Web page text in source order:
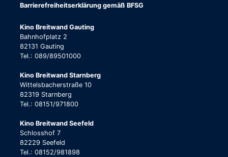
Barrierefreiheitserklärung gemäß BFSG
Kino Breitwand Gauting
Bahnhofplatz 2
82131 Gauting
Tel.: 089/89501000
Kino Breitwand Starnberg
Wittelsbacherstraße 10
82319 Starnberg
Tel.: 08151/971800
Kino Breitwand Seefeld
Schlosshof 7
82229 Seefeld
Tel.: 08152/981898